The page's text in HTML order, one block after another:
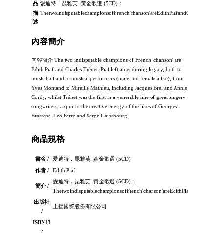
品
描
述
愛迪特．琵雅芙: 黃金歌選 (5CD)：
內容簡介
內容簡介 The two indisputable champions of French 'chanson' are
Edith Piaf and Charles Trénet. Piaf left an enduring legacy, both to
music hall and to musical performers (male and female alike), from
Yves Montand to Mireille Mathieu, including Jacques Brel and Annie
Cordy, whilst Trénet was the first in a venerable line of great singer-
songwriters, a spur to the creative energy of the likes of Georges
Brassens, Leo Ferré and Serge Gainsbourg.
商品規格
書名 /
愛迪特．琵雅芙: 黃金歌選 (5CD)
作者 /
Edith Piaf
簡介 /
愛迪特．琵雅芙: 黃金歌選 (5CD)：
出版社
/
上揚國際股份有限公司
ISBN13
/